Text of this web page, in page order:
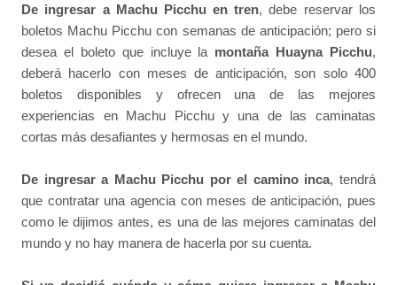
De ingresar a Machu Picchu en tren, debe reservar los
boletos Machu Picchu con semanas de anticipación; pero si
desea el boleto que incluye la montaña Huayna Picchu,
deberá hacerlo con meses de anticipación, son solo 400
boletos disponibles y ofrecen una de las mejores
experiencias en Machu Picchu y una de las caminatas
cortas más desafiantes y hermosas en el mundo.
De ingresar a Machu Picchu por el camino inca, tendrá
que contratar una agencia con meses de anticipación, pues
como le dijimos antes, es una de las mejores caminatas del
mundo y no hay manera de hacerla por su cuenta.